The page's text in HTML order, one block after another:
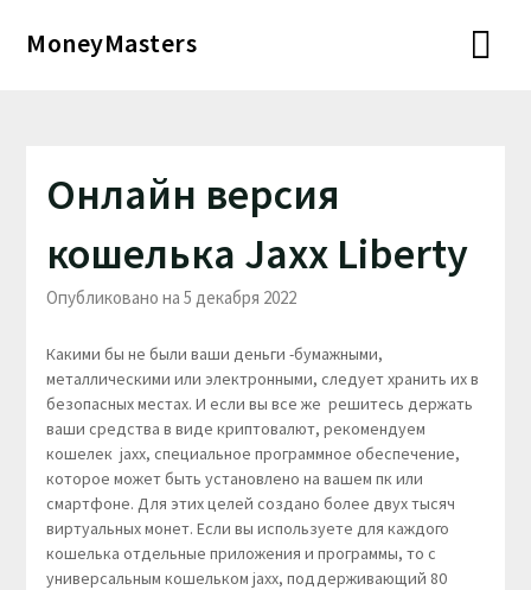
MoneyMasters
Онлайн версия
кошелька Jaxx Liberty
Опубликовано на 5 декабря 2022
Какими бы не были ваши деньги -бумажными,
металлическими или электронными, следует хранить их в
безопасных местах. И если вы все же решитесь держать
ваши средства в виде криптовалют, рекомендуем
кошелек jaxx, специальное программное обеспечение,
которое может быть установлено на вашем пк или
смартфоне. Для этих целей создано более двух тысяч
виртуальных монет. Если вы используете для каждого
кошелька отдельные приложения и программы, то с
универсальным кошельком jaxx, поддерживающий 80